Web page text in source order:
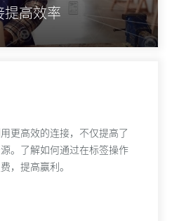
提高效率
更高效的连接，不仅提高了
。了解如何通过在标签操作
，提高赢利。